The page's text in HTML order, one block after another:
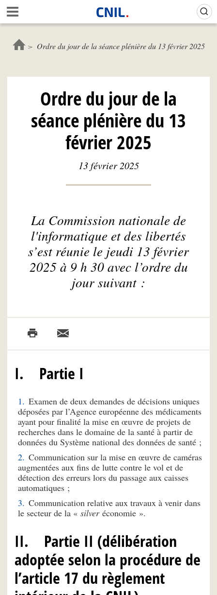
Aller
au
contenu
principal
c
l
C
N
L
Ordre du jour de la séance plénière du 13 février 2025
Ordre du jour de la
séance plénière du 13
février 2025
13 février 2025
La Commission nationale de
l'informatique et des libertés
s’est réunie le jeudi 13 février
2025 à 9 h 30 avec l’ordre du
jour suivant :
I. Partie I
Examen de deux demandes de décisions uniques
déposées par l’Agence européenne des médicaments
ayant pour finalité la mise en œuvre de projets de
recherches dans le domaine de la santé à partir de
données du Système national des données de santé ;
Communication sur la mise en œuvre de caméras
augmentées aux fins de lutte contre le vol et de
détection des erreurs lors du passage aux caisses
automatiques ;
Communication relative aux travaux à venir dans
le secteur de la « silveréconomie ».
II. Partie II (délibération
adoptée selon la procédure de
l’article 17 du règlement
Gestion de vos préférences sur les cookies (témoins de connexion)